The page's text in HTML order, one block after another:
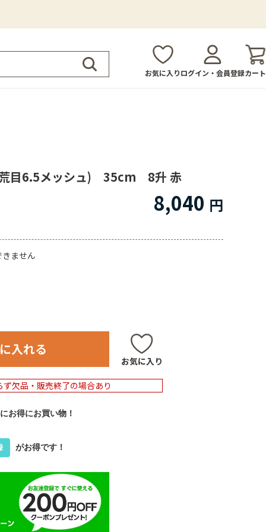
お気に入りログイン・会員登録カート
荒目6.5メッシュ) 35cm 8升 赤
8,040
ません
入れる
お気に入り
欠品・販売終了の場合あり
お得にお買い物！
がお得です！